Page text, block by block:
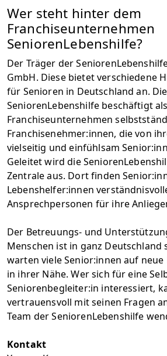
Wer steht hinter dem
Franchiseunternehmen
SeniorenLebenshilfe?
Der Träger der
GmbH. Diese bietet verschiedene
für Senioren in Deutschland an. Die
SeniorenLebenshilfe beschäftigt als
Franchiseunternehmen
Franchisenehmer:innen, die von
vielseitig und einfühlsam
Geleitet wird die
Zentrale aus. Dort finden
Lebenshelfer:innen
Ansprechpersonen für ihre
Der Betreuungs- und
Menschen ist in ganz Deutschland
warten viele Senior:innen auf
in ihrer Nähe. Wer sich für eine
Seniorenbegleiter:in interessiert,
vertrauensvoll mit seinen Fragen
Team der SeniorenLebenshilfe
Kontakt